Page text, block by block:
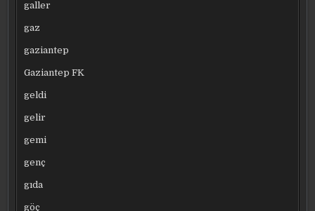
galler
gaz
gaziantep
Gaziantep FK
geldi
gelir
gemi
genç
gıda
göç